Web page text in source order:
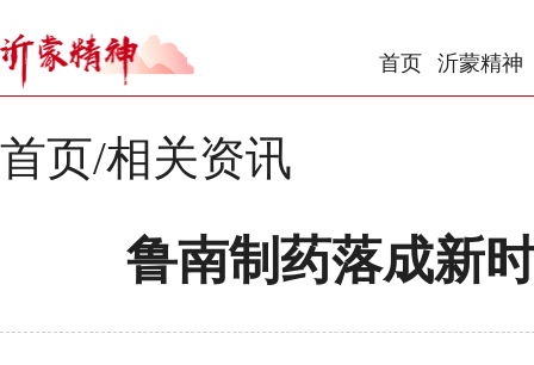
首页 沂蒙精神
首页/相关资讯
鲁南制药落成新